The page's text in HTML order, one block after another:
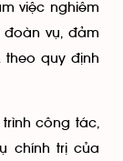
việc nghiêm
đoàn vụ, đảm
theo quy định
công tác,
chính trị của